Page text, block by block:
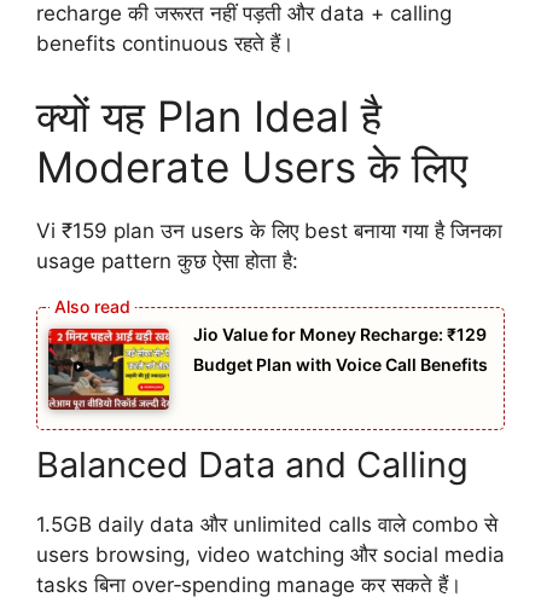
recharge की जरूरत नहीं पड़ती और data + calling
benefits continuous रहते हैं।
क्यों यह Plan Ideal है
Moderate Users के लिए
Vi ₹159 plan उन users के लिए best बनाया गया है जिनका
usage pattern कुछ ऐसा होता है:
Jio Value for Money Recharge: ₹129
Budget Plan with Voice Call Benefits
Balanced Data and Calling
1.5GB daily data और unlimited calls वाले combo से
users browsing, video watching और social media
tasks बिना over‑spending manage कर सकते हैं।